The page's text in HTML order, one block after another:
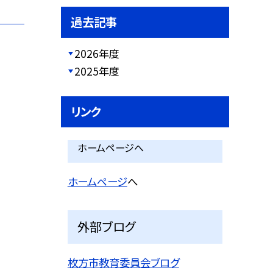
過去記事
2026年度
2025年度
リンク
ホームページへ
ホームページへ
外部ブログ
枚方市教育委員会ブログ